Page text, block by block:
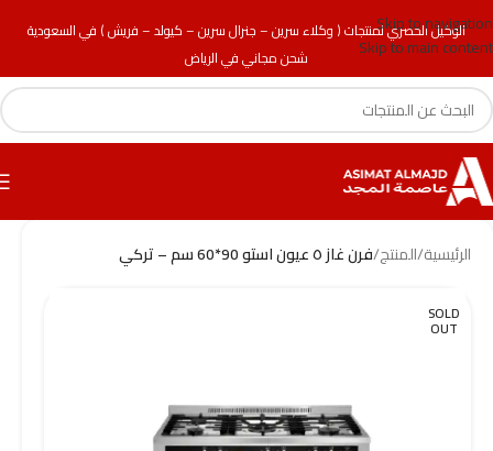
الوكيل الحصري لمنتجات ( وكلاء سرين – جنرال سرين – كيولد – فريش ) في السعودية
شحن مجاني في الرياض
Skip to navigation
Skip to main content
الرئيسية/المنتج/فرن غاز ٥ عيون استو 90*60 سم – تركي
SOLD
OUT